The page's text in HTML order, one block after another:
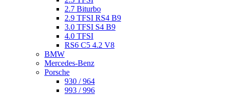
2.7 Biturbo
2.9 TFSI RS4 B9
3.0 TFSI S4 B9
4.0 TFSI
RS6 C5 4.2 V8
BMW
Mercedes-Benz
Porsche
930 / 964
993 / 996